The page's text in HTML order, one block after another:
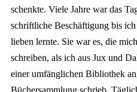
schenkte. Viele Jahre war das
schriftliche Beschäftigung bis
lieben lernte. Sie war es, die
schreiben, als ich aus Jux und
einer umfänglichen Bibliothek
Büchersammlung schrieb.